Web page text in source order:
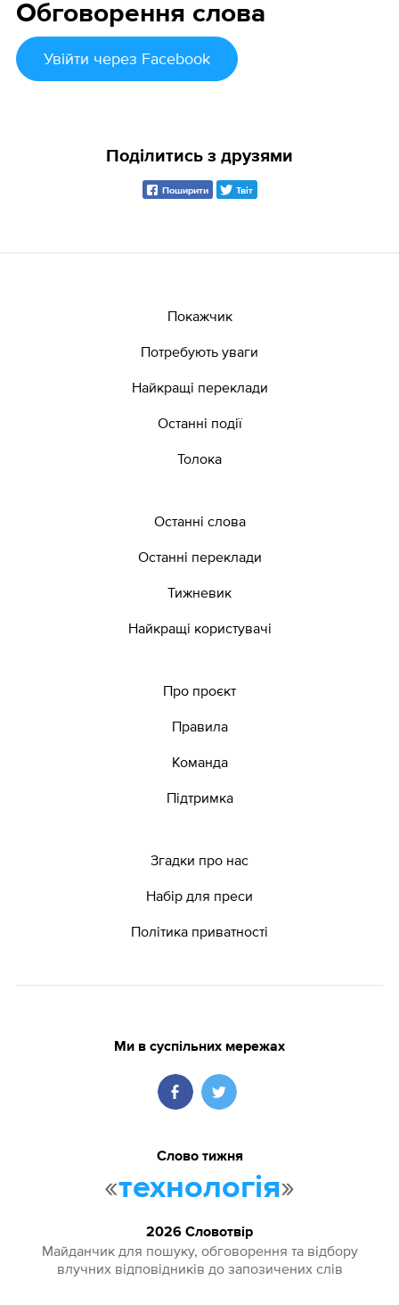
Обговорення слова
Увійти через Facebook
Поділитись з друзями
Поширити Твіт
Покажчик
Потребують уваги
Найкращі переклади
Останні події
Толока
Останні слова
Останні переклади
Тижневик
Найкращі користувачі
Про проєкт
Правила
Команда
Підтримка
Згадки про нас
Набір для преси
Політика приватності
Ми в суспільних мережах
Слово тижня
«технологія»
2026 Словотвір
Майданчик для пошуку, обговорення та відбору
влучних відповідників до запозичених слів